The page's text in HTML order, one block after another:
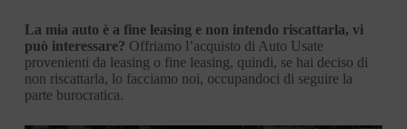
La mia auto è a fine leasing e non intendo riscattarla, vi
può interessare? Offriamo l’acquisto di Auto Usate
provenienti da leasing o fine leasing, quindi, se hai deciso di
non riscattarla, lo facciamo noi, occupandoci di seguire la
parte burocratica.